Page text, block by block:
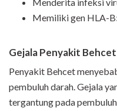
Menderita infeksi
Memiliki gen HLA-
Gejala Penyakit Behcet
Penyakit Behcet
pembuluh darah. Gejala
tergantung pada